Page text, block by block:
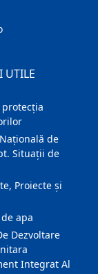
UTILE
de
Situații de
Proiecte și
apa
Dezvoltare
Integrat Al